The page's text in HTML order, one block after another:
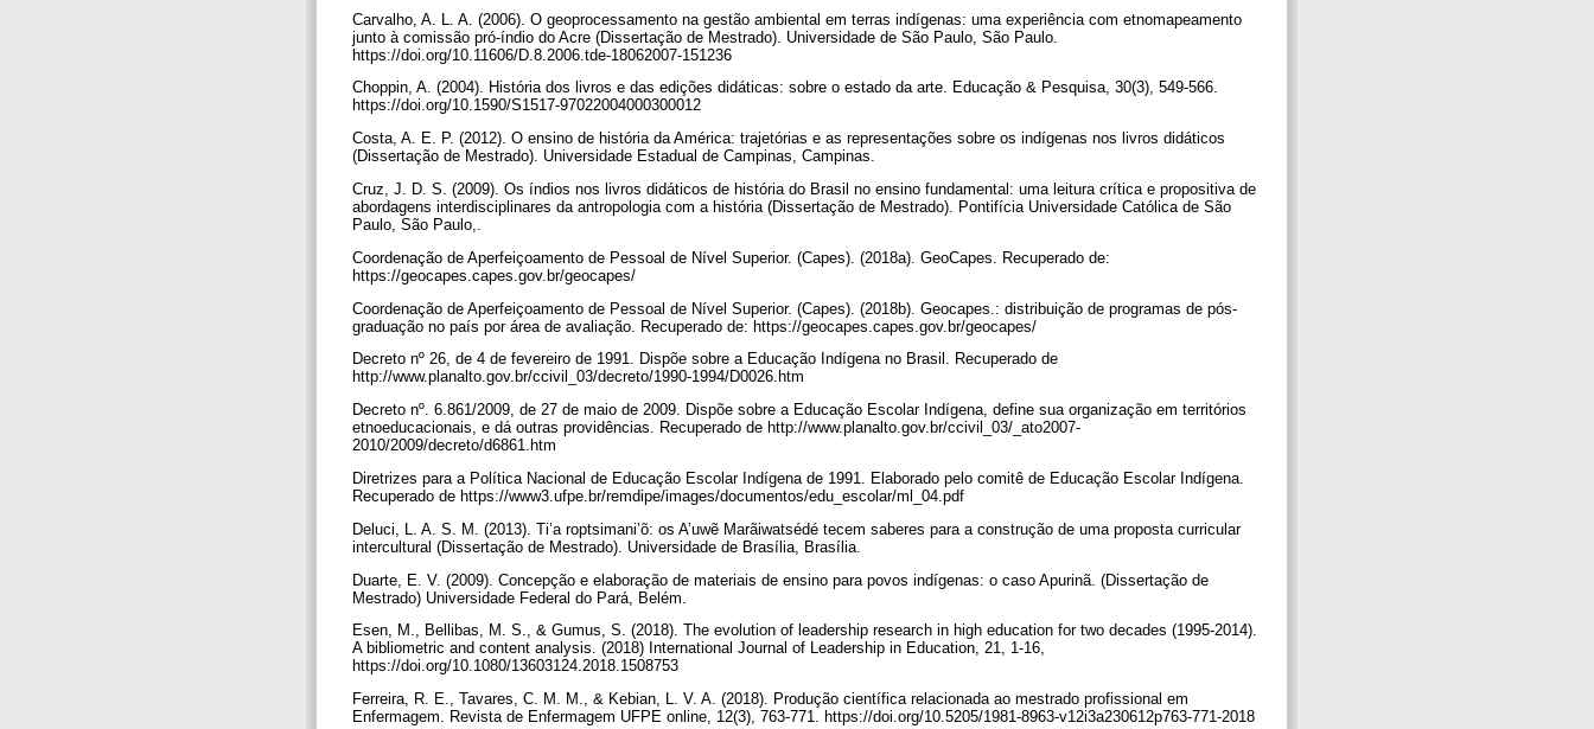
Carvalho, A. L. A. (2006). O geoprocessamento na gestão ambiental em terras indígenas: uma experiência com etnomapeamento
junto à comissão pró-índio do Acre (Dissertação de Mestrado). Universidade de São Paulo, São Paulo.
https://doi.org/10.11606/D.8.2006.tde-18062007-151236
Choppin, A. (2004). História dos livros e das edições didáticas: sobre o estado da arte. Educação & Pesquisa, 30(3), 549-566.
https://doi.org/10.1590/S1517-97022004000300012
Costa, A. E. P. (2012). O ensino de história da América: trajetórias e as representações sobre os indígenas nos livros didáticos
(Dissertação de Mestrado). Universidade Estadual de Campinas, Campinas.
Cruz, J. D. S. (2009). Os índios nos livros didáticos de história do Brasil no ensino fundamental: uma leitura crítica e propositiva de
abordagens interdisciplinares da antropologia com a história (Dissertação de Mestrado). Pontifícia Universidade Católica de São
Paulo, São Paulo,.
Coordenação de Aperfeiçoamento de Pessoal de Nível Superior. (Capes). (2018a). GeoCapes. Recuperado de:
https://geocapes.capes.gov.br/geocapes/
Coordenação de Aperfeiçoamento de Pessoal de Nível Superior. (Capes). (2018b). Geocapes.: distribuição de programas de pós-
graduação no país por área de avaliação. Recuperado de: https://geocapes.capes.gov.br/geocapes/
Decreto nº 26, de 4 de fevereiro de 1991. Dispõe sobre a Educação Indígena no Brasil. Recuperado de
http://www.planalto.gov.br/ccivil_03/decreto/1990-1994/D0026.htm
Decreto nº. 6.861/2009, de 27 de maio de 2009. Dispõe sobre a Educação Escolar Indígena, define sua organização em territórios
etnoeducacionais, e dá outras providências. Recuperado de http://www.planalto.gov.br/ccivil_03/_ato2007-
2010/2009/decreto/d6861.htm
Diretrizes para a Política Nacional de Educação Escolar Indígena de 1991. Elaborado pelo comitê de Educação Escolar Indígena.
Recuperado de https://www3.ufpe.br/remdipe/images/documentos/edu_escolar/ml_04.pdf
Deluci, L. A. S. M. (2013). Ti’a roptsimani’õ: os A’uwẽ Marãiwatsédé tecem saberes para a construção de uma proposta curricular
intercultural (Dissertação de Mestrado). Universidade de Brasília, Brasília.
Duarte, E. V. (2009). Concepção e elaboração de materiais de ensino para povos indígenas: o caso Apurinã. (Dissertação de
Mestrado) Universidade Federal do Pará, Belém.
Esen, M., Bellibas, M. S., & Gumus, S. (2018). The evolution of leadership research in high education for two decades (1995-2014).
A bibliometric and content analysis. (2018) International Journal of Leadership in Education, 21, 1-16,
https://doi.org/10.1080/13603124.2018.1508753
Ferreira, R. E., Tavares, C. M. M., & Kebian, L. V. A. (2018). Produção científica relacionada ao mestrado profissional em
Enfermagem. Revista de Enfermagem UFPE online, 12(3), 763-771. https://doi.org/10.5205/1981-8963-v12i3a230612p763-771-2018